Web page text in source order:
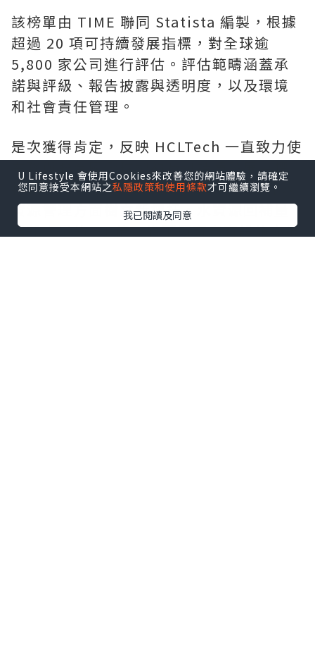
該榜單由 TIME 聯同 Statista 編製，根據
超過 20 項可持續發展指標，對全球逾
5,800 家公司進行評估。評估範疇涵蓋承
諾與評級、報告披露與透明度，以及環境
和社會責任管理。
是次獲得肯定，反映 HCLTech 一直致力使
業務與聯合國全球契約及可持續發展目標
接軌。在 2026 財政年度，HCLTech 在水
資源管理方面樹立新標杆，水資源回補量
達耗水量的 51 倍；旗下所有自有設施亦繼
U Lifestyle 會使用Cookies來改善您的網站體驗，請確定
您同意接受本網站之私隱政策和使用條款才可繼續瀏覽。
我已閱讀及同意